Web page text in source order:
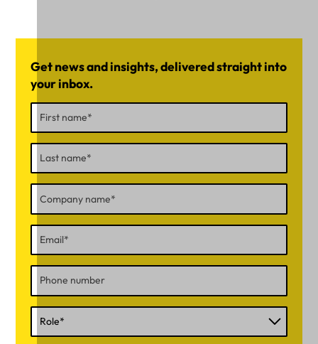
Get news and insights, delivered straight into
your inbox.